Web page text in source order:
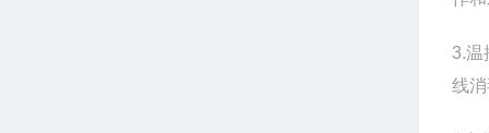
3.温
线